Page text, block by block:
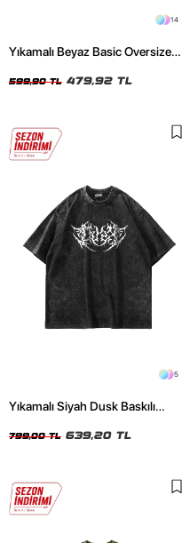
14
Yıkamalı Beyaz Basic Oversize
599,90 TL 479,92 TL
5
Yıkamalı Siyah Dusk Baskılı
799,00 TL 639,20 TL